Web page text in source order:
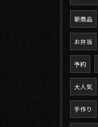
新商品
お弁当
予約
大人気
手作り